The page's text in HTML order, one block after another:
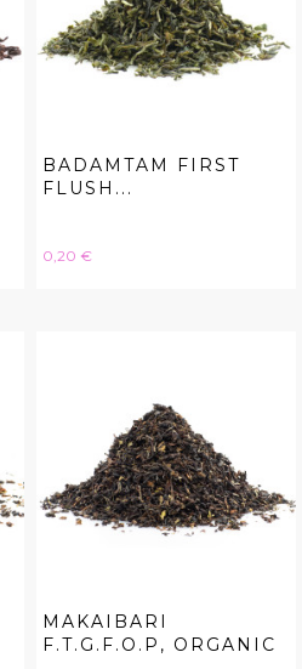
BADAMTAM FIRST
FLUSH...
Hinta
0,20 €
MAKAIBARI
F.T.G.F.O.P, ORGANIC